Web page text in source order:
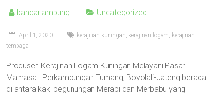
bandarlampung Uncategorized
April 1, 2020 kerajinan kuningan, kerajinan logam, kerajinan
tembaga
Produsen Kerajinan Logam Kuningan Melayani Pasar
Mamasa . Perkampungan Tumang, Boyolali-Jateng berada
di antara kaki pegunungan Merapi dan Merbabu yang